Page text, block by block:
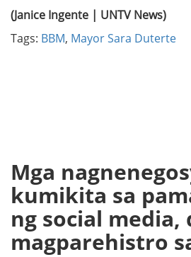
(Janice Ingente | UNTV News)
Tags: BBM, Mayor Sara Duterte
Mga
kumikita sa
ng social media,
magparehistro